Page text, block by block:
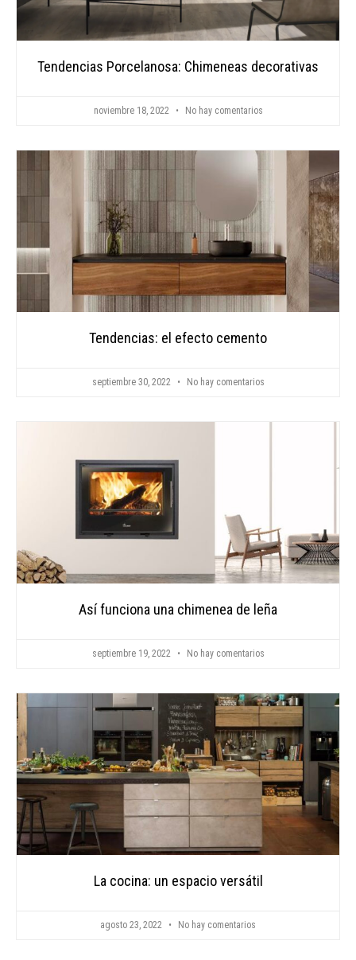
Tendencias Porcelanosa: Chimeneas decorativas
noviembre 18, 2022 No hay comentarios
Tendencias: el efecto cemento
septiembre 30, 2022 No hay comentarios
Así funciona una chimenea de leña
septiembre 19, 2022 No hay comentarios
La cocina: un espacio versátil
agosto 23, 2022 No hay comentarios